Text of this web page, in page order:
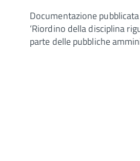
Documentazione
‘Riordino della disciplina
parte delle pubbliche